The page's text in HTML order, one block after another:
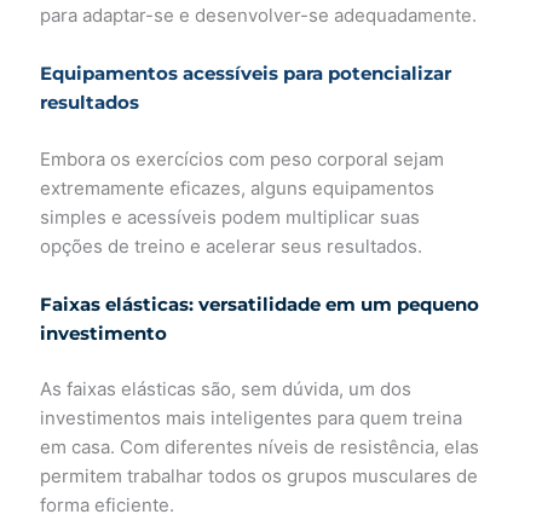
para adaptar-se e desenvolver-se adequadamente.
Equipamentos acessíveis para potencializar
resultados
Embora os exercícios com peso corporal sejam
extremamente eficazes, alguns equipamentos
simples e acessíveis podem multiplicar suas
opções de treino e acelerar seus resultados.
Faixas elásticas: versatilidade em um pequeno
investimento
As faixas elásticas são, sem dúvida, um dos
investimentos mais inteligentes para quem treina
em casa. Com diferentes níveis de resistência, elas
permitem trabalhar todos os grupos musculares de
forma eficiente.